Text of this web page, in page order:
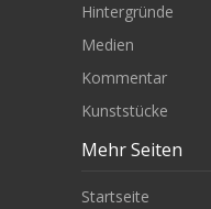
Hintergründe
Medien
Kommentar
Kunststücke
Mehr Seiten
Startseite